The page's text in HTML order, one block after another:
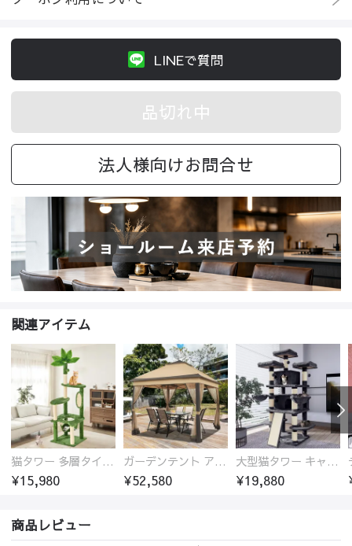
LINEで質問
品切れ中
法人様向けお問合せ
関連アイテム
猫タワー 多層タイプ ハンモック付き 爪とぎポール 0001-petgoods
¥15,980
ガーデンテント アルミ製パーゴラ 日除け・防水対応 0001-tent
¥52,580
大型猫タワー キャットタワー 多猫用 猫ハウス付き 多機能タワー 0002-petgoods
¥19,880
商品レビュー